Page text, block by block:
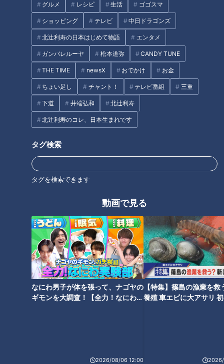
グルメ レシピ 生活 ゴゴスマ
ショッピング テレビ 中日ドラゴンズ
北辻利寿の日本はじめて物語 エンタメ
ガンバレルーヤ 松本道弥 CANDY TUNE
THE TIME newsX おでかけ お金
ちょい足し チャント！ テレビ番組 三重
下道 井端弘和 北辻利寿
北辻利寿のコレ、日本生まれです
タグ検索
タグを検索できます
動画で見る
なにわ男子が体を張って、ナゴヤの
ギモンを大調査！【全力！なにわ実
2026/08/06 12:00
【特集】篠島の漁業を救
養殖 車エビに大アサリ
一度入ると通り抜けられない
道！？謎の横穴があるトンネ
ル！？WEB漫画家やしろあずき
と奇道を巡る！
国道なのに超危険！？走行困難
な日本三大酷道「国道157
号」 激レア標識「40高中」＆
路上河川「洗い越し」も
エンタメ
オススメ関連コンテンツ
おにぎりやパンが食べ放題！？
岐阜県エリアの安い＆美味しい
人気のモーニング３店を紹介！
「一時停止」の標識が14か所連
続！30mに1回停止しないとい
けない奇妙な道“奇道”とは